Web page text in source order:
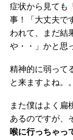
症状から見ても
事！「大丈夫で
われて、まだ結
や・・」かと思
精神的に弱って
と来ますよね。。
また僕はよく扁
あるのですが、
喉に行っちゃっ